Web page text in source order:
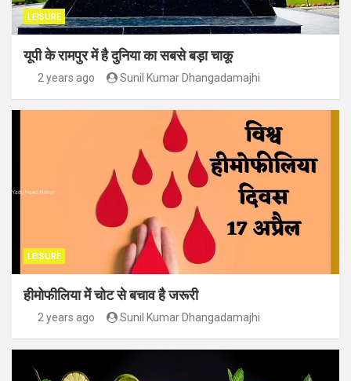
LEISURE
यूपी के रामपुर में है दुनिया का सबसे बड़ा चाकू
2 years ago Sunil Kumar Dhangadamajhi
LEISURE
हीमोफीलिया में चोट से बचाव है जरूरी
2 years ago Sunil Kumar Dhangadamajhi